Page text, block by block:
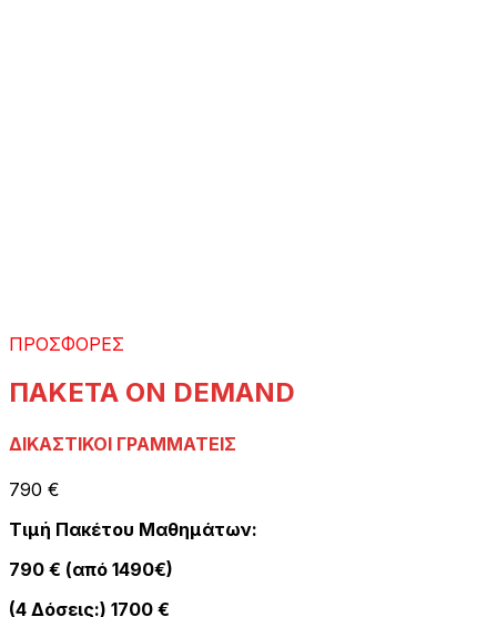
ΠΡΟΣΦΟΡΕΣ
ΠΑΚΕΤΑ ON DEMAND
ΔΙΚΑΣΤΙΚΟΙ ΓΡΑΜΜΑΤΕΙΣ
790 €
Τιμή Πακέτου Μαθημάτων:
790 € (από 1490€)
(4 Δόσεις:) 1700 €